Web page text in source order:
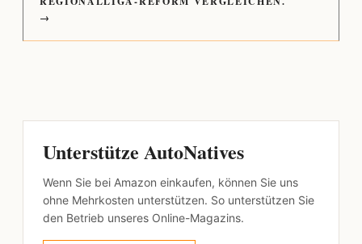
→
Unterstütze AutoNatives
Wenn Sie bei Amazon einkaufen, können Sie uns
ohne Mehrkosten unterstützen. So unterstützen Sie
den Betrieb unseres Online-Magazins.